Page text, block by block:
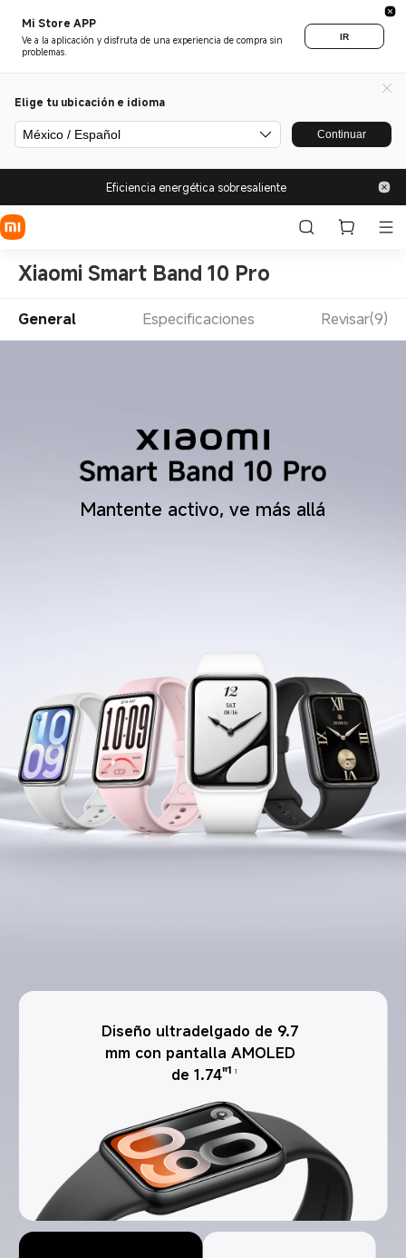
Mi Store APP
Ve a la aplicación y disfruta de una experiencia de compra sin
problemas.
IR
Elige tu ubicación e idioma
México / Español Continuar
Eficiencia energética sobresaliente
Xiaomi Smart Band 10 Pro
General Especificaciones Revisar(9)
Mantente activo, ve más allá
Diseño ultradelgado de 9.7
mm con pantalla AMOLED
de 1.74"¹ 1